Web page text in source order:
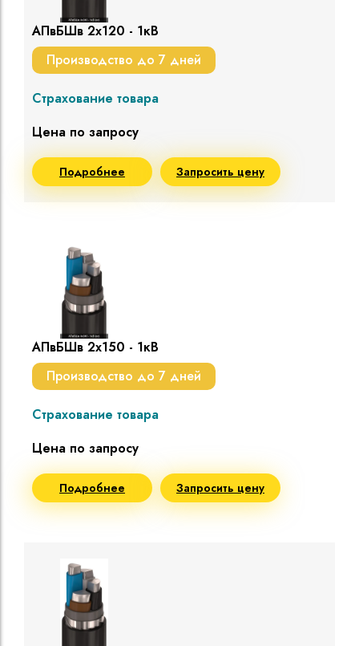
АПвБШв 2х120 - 1кВ
Производство до 7 дней
Страхование товара
Цена по запросу
Подробнее Запросить цену
АПвБШв 2х150 - 1кВ
Производство до 7 дней
Страхование товара
Цена по запросу
Подробнее Запросить цену